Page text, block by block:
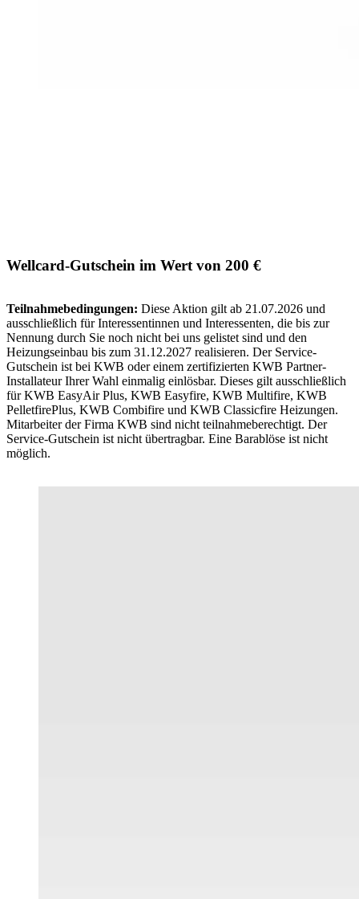
Wellcard-Gutschein im Wert von 200 €
Teilnahmebedingungen: Diese Aktion gilt ab 21.07.2026 und
ausschließlich für Interessentinnen und Interessenten, die bis zur
Nennung durch Sie noch nicht bei uns gelistet sind und den
Heizungseinbau bis zum 31.12.2027 realisieren. Der Service-
Gutschein ist bei KWB oder einem zertifizierten KWB Partner-
Installateur Ihrer Wahl einmalig einlösbar. Dieses gilt ausschließlich
für KWB EasyAir Plus, KWB Easyfire, KWB Multifire, KWB
PelletfirePlus, KWB Combifire und KWB Classicfire Heizungen.
Mitarbeiter der Firma KWB sind nicht teilnahmeberechtigt. Der
Service-Gutschein ist nicht übertragbar. Eine Barablöse ist nicht
möglich.